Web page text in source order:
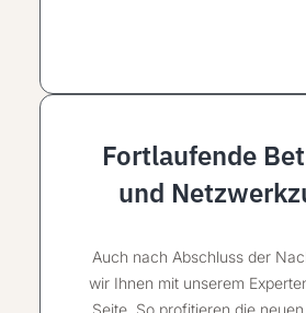
Fortlaufende
und
Auch nach Abschluss der
wir Ihnen mit unserem
Seite. So profitieren die